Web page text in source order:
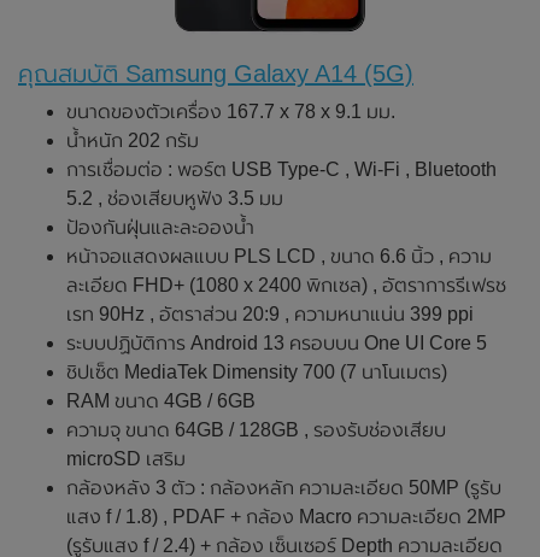
คุณสมบัติ Samsung Galaxy A14 (5G)
ขนาดของตัวเครื่อง 167.7 x 78 x 9.1 มม.
น้ำหนัก 202 กรัม
การเชื่อมต่อ : พอร์ต USB Type-C , Wi-Fi , Bluetooth
5.2 , ช่องเสียบหูฟัง 3.5 มม
ป้องกันฝุ่นและละอองน้ำ
หน้าจอแสดงผลแบบ PLS LCD , ขนาด 6.6 นิ้ว , ความ
ละเอียด FHD+ (1080 x 2400 พิกเซล) , อัตราการรีเฟรช
เรท 90Hz , อัตราส่วน 20:9 , ความหนาแน่น 399 ppi
ระบบปฏิบัติการ Android 13 ครอบบน One UI Core 5
ชิปเซ็ต MediaTek Dimensity 700 (7 นาโนเมตร)
RAM ขนาด 4GB / 6GB
ความจุ ขนาด 64GB / 128GB , รองรับช่องเสียบ
microSD เสริม
กล้องหลัง 3 ตัว : กล้องหลัก ความละเอียด 50MP (รูรับ
แสง f / 1.8) , PDAF + กล้อง Macro ความละเอียด 2MP
(รูรับแสง f / 2.4) + กล้อง เซ็นเซอร์ Depth ความละเอียด